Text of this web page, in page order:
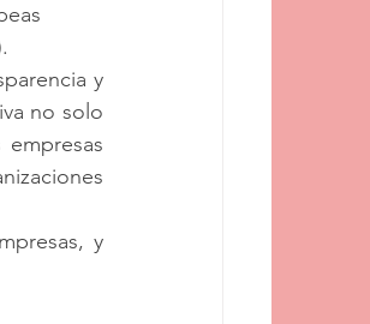
y
no solo
y